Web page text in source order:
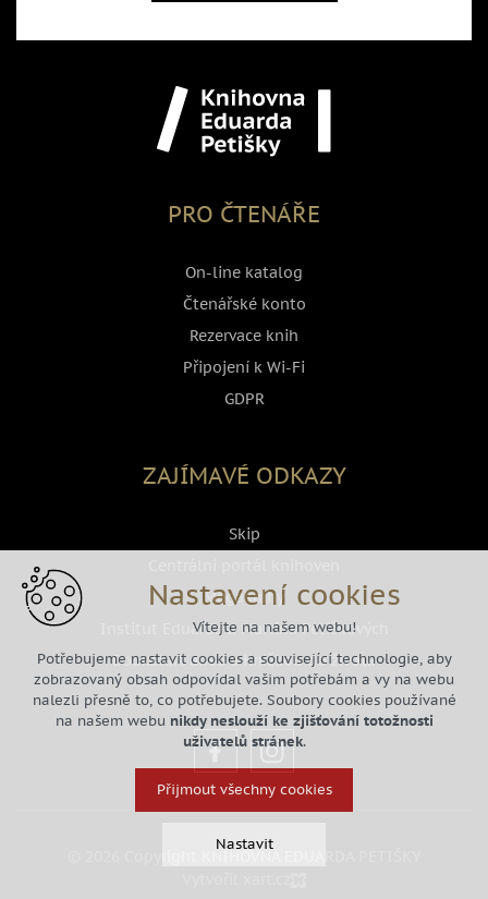
PRO ČTENÁŘE
On-line katalog
Čtenářské konto
Rezervace knih
Připojení k Wi-Fi
GDPR
ZAJÍMAVÉ ODKAZY
Skip
Megaknihy
Institut Eduarda a Martina Petiškových
Bookstart aneb s Knižkou do života
Nastavení cookies
Vítejte na našem webu!
Potřebujeme nastavit cookies a související technologie, aby
zobrazovaný obsah odpovídal vašim potřebám a vy na webu
nalezli přesně to, co potřebujete. Soubory cookies používané
na našem webu nikdy neslouží ke zjišťování totožnosti
uživatelů stránek.
Přijmout všechny cookies
Nastavit